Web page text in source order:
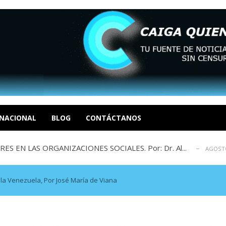
BLOG CONTÁCTANOS
costo del colapso eléctrico en... AGOSTO 7, 2026
Por Dayana Cristina Duzoglou L. AGOSTO 6, 2026
apagones y promesas incumplidas...
EN LAS ORGANIZACIONES SOCIALES. Por: Dr. Al...
en la política: distinc... AGOSTO 7, 2026
costo del colapso eléctrico en... AGOSTO 7, 2026
Por Dayana Cristina Duzoglou L.
apagones y promesas incumplidas... AGOSTO 6, 2026
Venezuela, Por José María de Viana